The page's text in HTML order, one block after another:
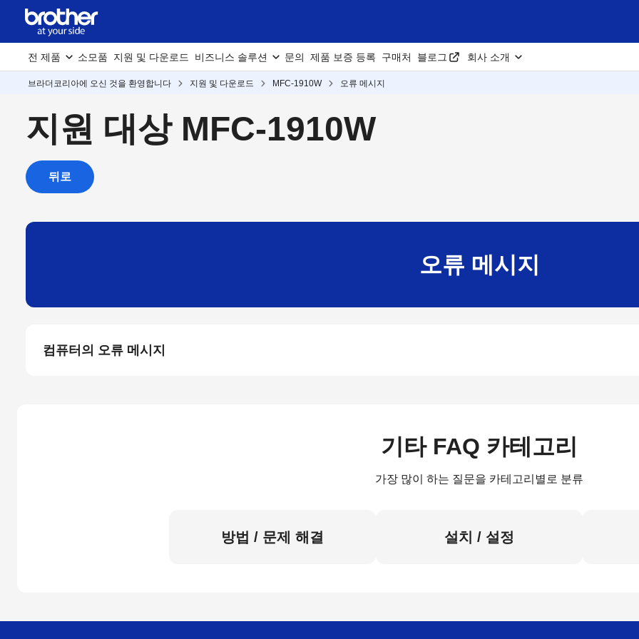
전 제품 소모품 지원 및 다운로드 비즈니스 솔루션 문의 제품 보증 등록 구매처 블로그 회사 소개
브라더코리아에 오신 것을 환영합니다 지원 및 다운로드 MFC-1910W 오류 메시지
지원 대상 MFC-1910W
뒤로
오류 메시지
컴퓨터의 오류 메시지
기타 FAQ 카테고리
가장 많이 하는 질문을 카테고리별로 분류
방법 / 문제 해결 설치 / 설정